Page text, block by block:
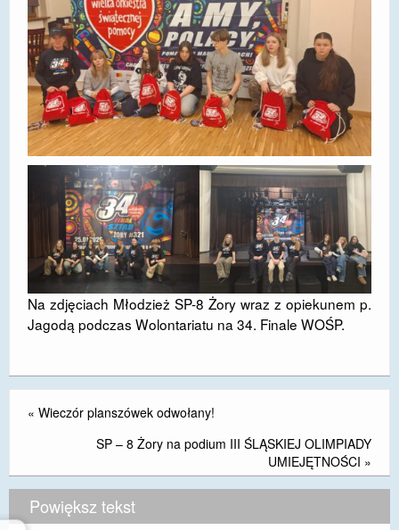
Na zdjęciach Młodzież SP-8 Żory wraz z opiekunem p.
Jagodą podczas Wolontariatu na 34. Finale WOŚP.
« Wieczór planszówek odwołany!
SP – 8 Żory na podium III ŚLĄSKIEJ OLIMPIADY
UMIEJĘTNOŚCI »
Powiększ tekst